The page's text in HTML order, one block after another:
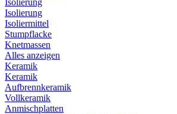
Isolierung
Isolierung
Isoliermittel
Stumpflacke
Knetmassen
Alles anzeigen
Keramik
Keramik
Aufbrennkeramik
Vollkeramik
Anmischplatten